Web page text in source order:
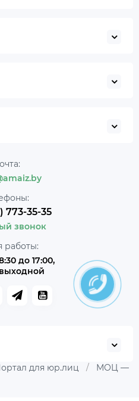
773-35-35
звонок
работы:
до 17:00,
для юр.лиц /
МОЦ —